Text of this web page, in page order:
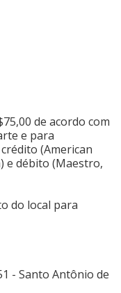
de acordo com
e para
(American
e débito (Maestro,
do local para
- Santo Antônio de